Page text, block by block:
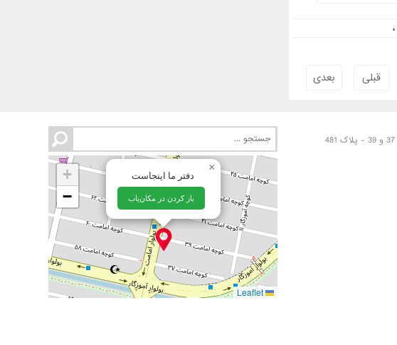
،
بعدی قبلی
دفتر ما اینجاست
باز کردن در مکان‌یاب
×
+
−
Leaflet